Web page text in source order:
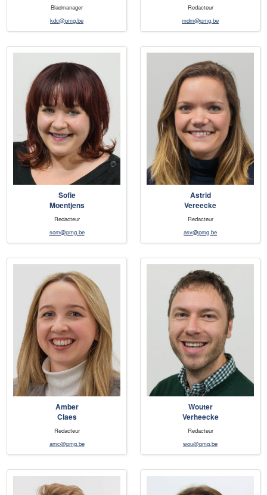
Bladmanager
kdc@pmg.be
Redacteur
mdm@pmg.be
Sofie
Moentjens
Redacteur
som@pmg.be
Astrid
Vereecke
Redacteur
asv@pmg.be
Amber
Claes
Redacteur
amc@pmg.be
Wouter
Verheecke
Redacteur
wou@pmg.be